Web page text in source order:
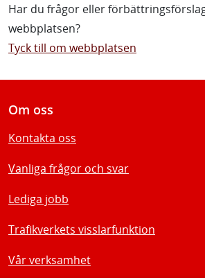
Har du frågor eller
webbplatsen?
Tyck till om webbplatsen
Om oss
Kontakta oss
Vanliga frågor och svar
Lediga jobb
Trafikverkets visslarfunktion
Vår verksamhet